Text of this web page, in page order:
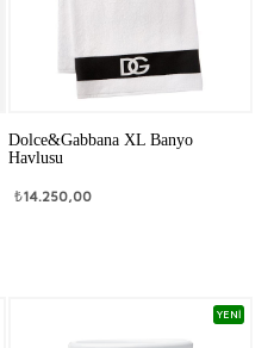
Dolce&Gabbana XL Banyo
Havlusu
₺14.250,00
YENİ